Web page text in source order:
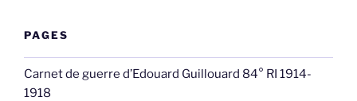
PAGES
Carnet de guerre d’Edouard Guillouard 84° RI 1914-
1918